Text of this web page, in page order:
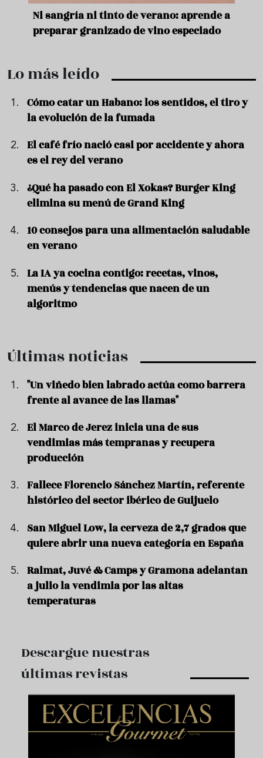
Ni sangría ni tinto de verano: aprende a
preparar granizado de vino especiado
Lo más leído
Cómo catar un Habano: los sentidos, el tiro y
la evolución de la fumada
El café frío nació casi por accidente y ahora
es el rey del verano
¿Qué ha pasado con El Xokas? Burger King
elimina su menú de Grand King
10 consejos para una alimentación saludable
en verano
La IA ya cocina contigo: recetas, vinos,
menús y tendencias que nacen de un
algoritmo
Últimas noticias
"Un viñedo bien labrado actúa como barrera
frente al avance de las llamas"
El Marco de Jerez inicia una de sus
vendimias más tempranas y recupera
producción
Fallece Florencio Sánchez Martín, referente
histórico del sector ibérico de Guijuelo
San Miguel Low, la cerveza de 2,7 grados que
quiere abrir una nueva categoría en España
Raimat, Juvé & Camps y Gramona adelantan
a julio la vendimia por las altas
temperaturas
Descargue nuestras
últimas revistas